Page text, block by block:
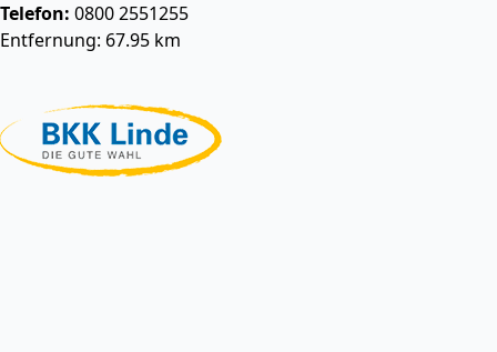
Telefon: 0800 2551255
Entfernung: 67.95 km